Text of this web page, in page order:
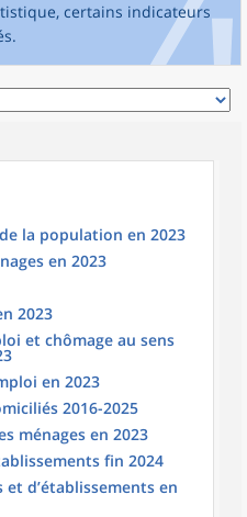
certains indicateurs
la population en 2023
en 2023
2023
et chômage au sens
en 2023
2016-2025
ménages en 2023
fin 2024
d’établissements en